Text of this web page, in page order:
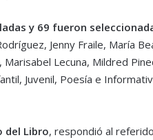
y 69 fueron
Jenny Fraile, María
Lecuna, Mildred
Juvenil, Poesía e
del Libro, respondió al